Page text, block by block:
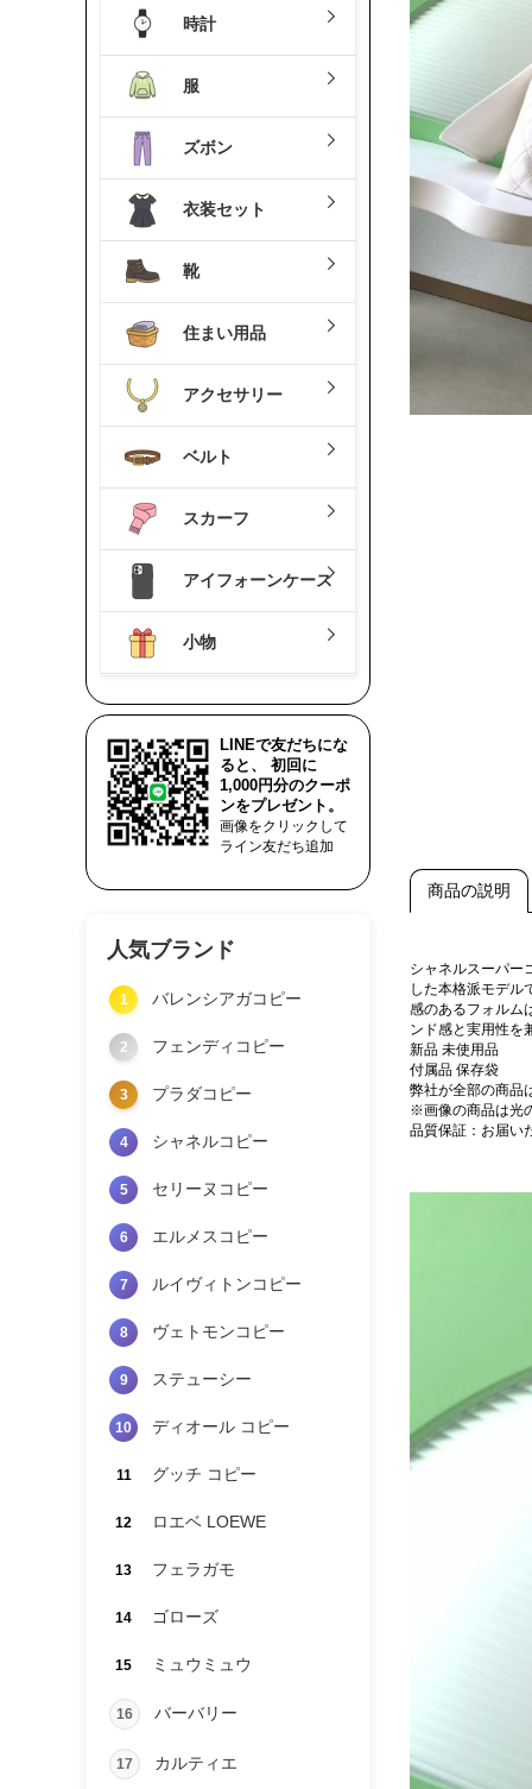
時計
服
ズボン
衣装セット
靴
住まい用品
アクセサリー
ベルト
スカーフ
アイフォーンケース
小物
LINEで友だちにな
ると、 初回に
1,000円分のクーポ
ンをプレゼント。
画像をクリックして
ライン友だち追加
人気ブランド
1 バレンシアガコピー
2 フェンディコピー
3 プラダコピー
4 シャネルコピー
5 セリーヌコピー
6 エルメスコピー
7 ルイヴィトンコピー
8 ヴェトモンコピー
9 ステューシー
10 ディオール コピー
11 グッチ コピー
12 ロエベ LOEWE
13 フェラガモ
14 ゴローズ
15 ミュウミュウ
16 バーバリー
17 カルティエ
商品の説明
シャネルスーパー
した本格派モデル
感のあるフォルム
ンド感と実用性を
新品 未使用品
付属品 保存袋
弊社が全部の商品
※画像の商品は光
品質保証：お届い